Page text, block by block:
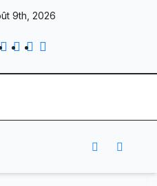
9th, 2026